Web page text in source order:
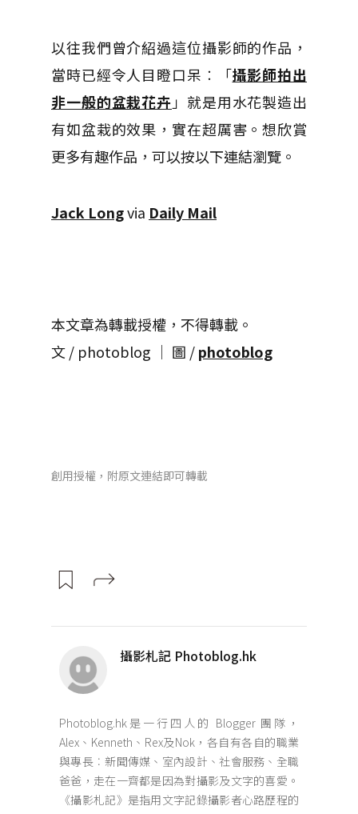
以往我們曾介紹過這位攝影師的作品，
當時已經令人目瞪口呆︰「攝影師拍出
非一般的盆栽花卉 」就是用水花製造出
有如盆栽的效果，實在超厲害。想欣賞
更多有趣作品，可以按以下連結瀏覽。
Jack Longvia Daily Mail
本文章為轉載授權，不得轉載。
文 / photoblog │ 圖 /photoblog
創用授權，附原文連結即可轉載
攝影札記 Photoblog.hk
Photoblog.hk是一行四人的 Blogger 團隊，
Alex、Kenneth、Rex及Nok，各自有各自的職業
與專長︰新聞傳媒、室內設計、社會服務、全職
爸爸，走在一齊都是因為對攝影及文字的喜愛。
《攝影札記》是指用文字記錄攝影者心路歷程的